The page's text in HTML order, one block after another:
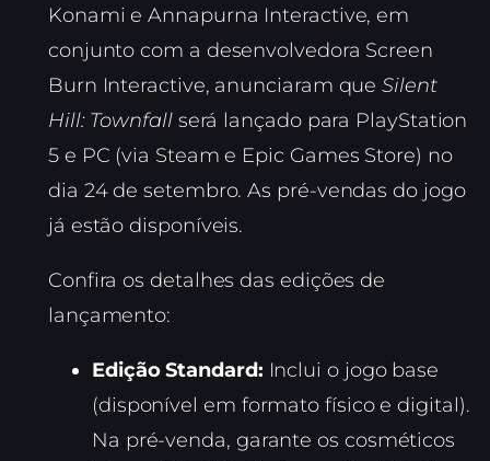
Konami e Annapurna Interactive, em
conjunto com a desenvolvedora Screen
Burn Interactive, anunciaram queSilent
Hill: Townfallserá lançado para PlayStation
5 e PC (via Steam e Epic Games Store) no
dia 24 de setembro. As pré-vendas do jogo
já estão disponíveis.
Confira os detalhes das edições de
lançamento:
Edição Standard: Inclui o jogo base
(disponível em formato físico e digital).
Na pré-venda, garante os cosméticos